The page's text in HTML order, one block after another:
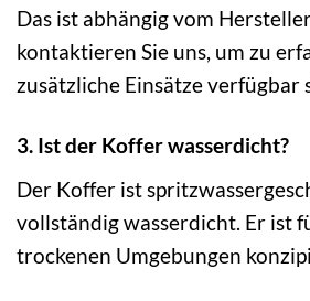
Das ist abhängig vom
kontaktieren Sie uns, um zu
zusätzliche Einsätze verfügbar
3. Ist der Koffer wasserdicht?
Der Koffer ist
vollständig wasserdicht. Er ist
trockenen Umgebungen